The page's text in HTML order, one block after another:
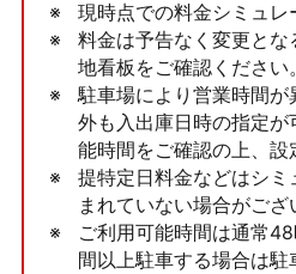
現時点での料金シミュレ
料金は予告なく変更と
地看板をご確認ください。
駐車場により営業時間が
外も入出庫日時の指定
能時間をご確認の上、設
提特定日料金などはシ
まれていない場合がござ
ご利用可能時間は通常
間以上駐車する場合は駐